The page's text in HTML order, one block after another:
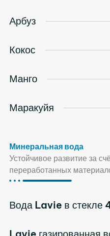
Арбуз
Кокос
Манго
Маракуйя
Минеральная вода
Устойчивое развитие за
переработанных
Вода Lavie в стекле